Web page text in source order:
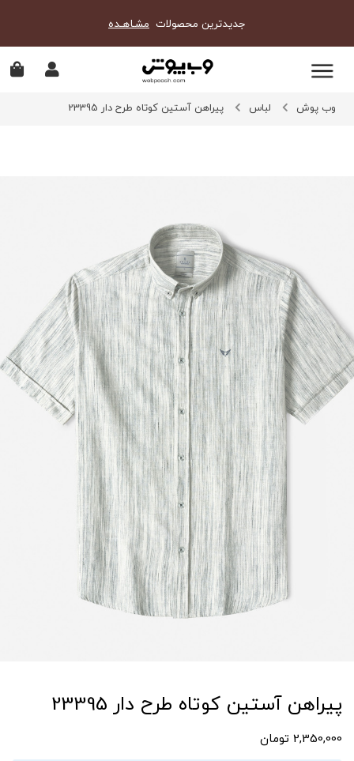
جدیدترین محصولات مشـاهـده
وب پوش لباس پیراهن آستین کوتاه طرح دار 23395
پیراهن آستین کوتاه طرح دار 23395
2,350,000 تومان